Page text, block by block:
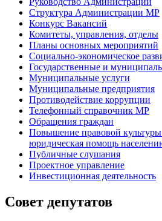
Структура Администрации МР
Конкурс Вакансий
Комитеты, управления, отделы
Планы основных мероприятий
Социально-экономическое
Государственные и
Муниципальные услуги
Муниципальные предприятия
Противодействие коррупции
Телефонный справочник МР
Обращения граждан
Повышение правовой культуры
юридическая помощь
Публичные слушания
Проектное управление
Инвестиционная деятельность
Совет депутатов